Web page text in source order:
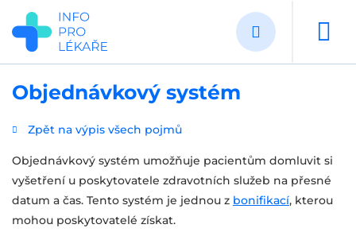
Přejít
hlavnímu
obsahu
Objednávkový systém
Zpět na výpis všech pojmů
Objednávkový systém umožňuje pacientům domluvit si
vyšetření u poskytovatele zdravotních služeb na přesné
datum a čas. Tento systém je jednou z bonifikací, kterou
mohou poskytovatelé získat.